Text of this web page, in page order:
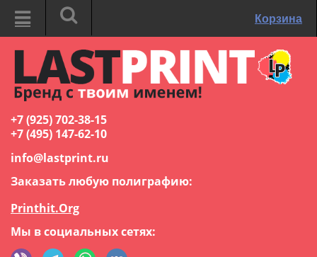
Корзина
+7 (925) 702-38-15
+7 (495) 147-62-10
info@lastprint.ru
Заказать любую полиграфию:
Printhit.Org
Мы в социальных сетях: